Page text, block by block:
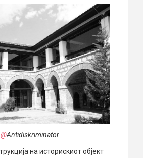
@Antidiskriminator
на историскиот објект